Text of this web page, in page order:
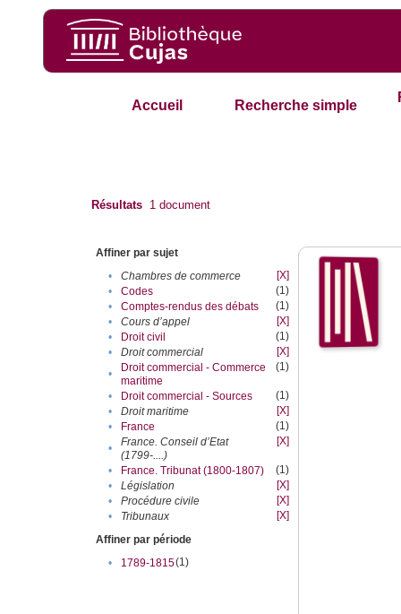
Accueil Recherche simple
Résultats 1 document
Affiner par sujet
•
Chambres de commerce
[X]
•
Codes
(1)
•
Comptes-rendus des débats
(1)
•
Cours d’appel
[X]
•
Droit civil
(1)
•
Droit commercial
[X]
•
Droit commercial - Commerce
maritime
(1)
• Droit commercial - Sources
(1)
•
Droit maritime
[X]
•
France
(1)
•
France. Conseil d’Etat
(1799-....)
[X]
• France. Tribunat (1800-1807)
(1)
•
Législation
[X]
•
Procédure civile
[X]
•
Tribunaux
[X]
Affiner par période
•
1789-1815(1)